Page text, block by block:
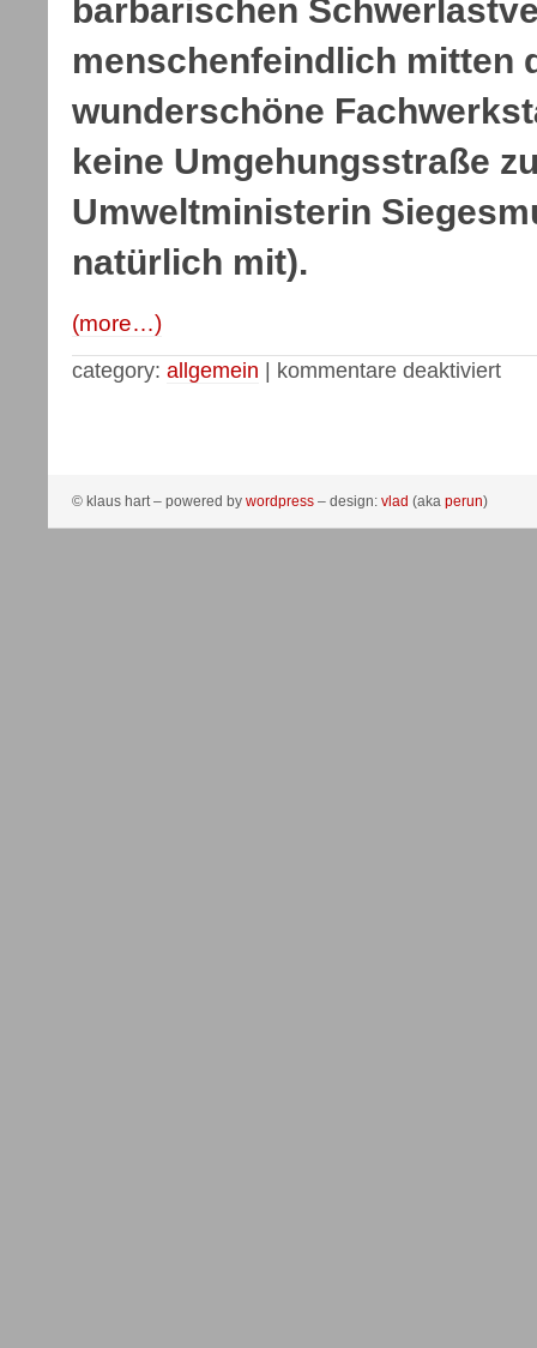
barbarischen
menschenfeindlich mitten
wunderschöne
keine Umgehungsstraße
Umweltministerin
natürlich mit).
(more…)
category: allgemein kommentare deaktiviert
© klaus hart – powered by wordpress – design: vlad (aka perun)